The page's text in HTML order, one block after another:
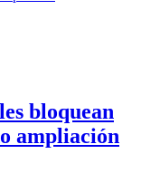
bloquean
ampliación